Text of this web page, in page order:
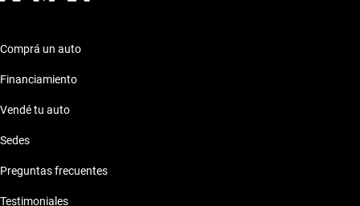
Comprá un auto
Financiamiento
Vendé tu auto
Sedes
Preguntas frecuentes
Testimoniales